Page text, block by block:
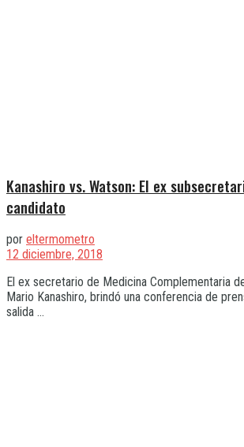
Kanashiro vs. Watson: El ex
candidato
por eltermometro
12 diciembre, 2018
El ex secretario de Medicina Complementaria
Mario Kanashiro, brindó una conferencia de
salida ...